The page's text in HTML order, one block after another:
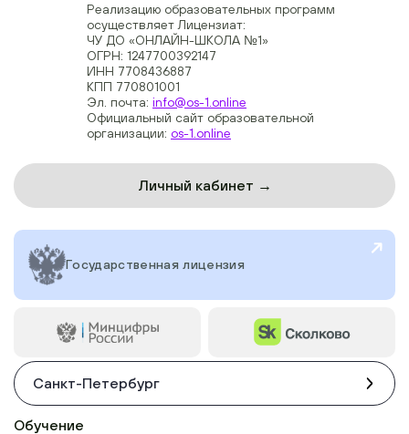
Реализацию образовательных программ
осуществляет Лицензиат:
ЧУ ДО «ОНЛАЙН-ШКОЛА №1»
ОГРН: 1247700392147
ИНН 7708436887
КПП 770801001
Эл. почта: info@os-1.online
Официальный сайт образовательной
организации: os-1.online
Личный кабинет →
Государственная лицензия
Санкт-Петербург
Обучение